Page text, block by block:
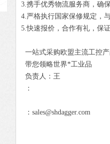
3.携手优秀物流服务商，确
4.严格执行国家保修规定，
5.快速报价，合作有礼，保
一站式采购欧盟主流工控
带您领略世界*工业品
负责人：王
：
：sales@shdagger.com